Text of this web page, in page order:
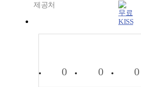
제공처
KISS
0 0 0